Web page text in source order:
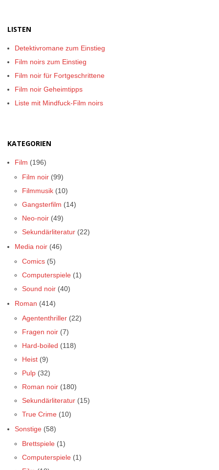
LISTEN
Detektivromane zum Einstieg
Film noirs zum Einstieg
Film noir für Fortgeschrittene
Film noir Geheimtipps
Liste mit Mindfuck-Film noirs
KATEGORIEN
Film (196)
Film noir (99)
Filmmusik (10)
Gangsterfilm (14)
Neo-noir (49)
Sekundärliteratur (22)
Media noir (46)
Comics (5)
Computerspiele (1)
Sound noir (40)
Roman (414)
Agententhriller (22)
Fragen noir (7)
Hard-boiled (118)
Heist (9)
Pulp (32)
Roman noir (180)
Sekundärliteratur (15)
True Crime (10)
Sonstige (58)
Brettspiele (1)
Computerspiele (1)